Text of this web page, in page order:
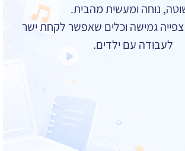
נוחה ומעשית מהבית.
צפייה גמישה וכלים שאפשר לקחת ישר
לעבודה עם ילדים.